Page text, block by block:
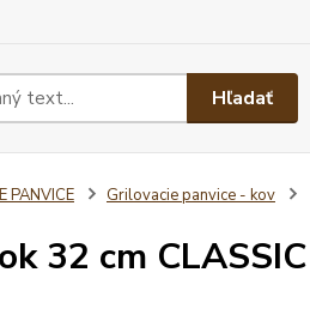
Hľadať
PANVICE Grilovacie panvice - kov
32 cm CLASSIC